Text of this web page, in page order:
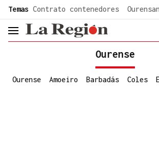
Temas Contrato contenedores
header.menu.open
Ourense
Ourense Amoeiro Barbadás Coles